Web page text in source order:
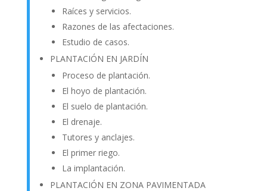
Raíces y servicios.
Razones de las afectaciones.
Estudio de casos.
PLANTACIÓN EN JARDÍN
Proceso de plantación.
El hoyo de plantación.
El suelo de plantación.
El drenaje.
Tutores y anclajes.
El primer riego.
La implantación.
PLANTACIÓN EN ZONA PAVIMENTADA